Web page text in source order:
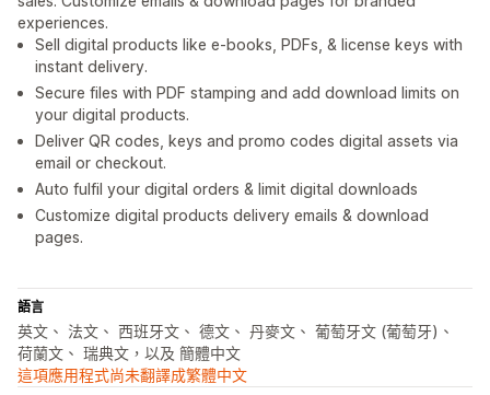
experiences.
Sell digital products like e-books, PDFs, & license keys with
instant delivery.
Secure files with PDF stamping and add download limits on
your digital products.
Deliver QR codes, keys and promo codes digital assets via
email or checkout.
Auto fulfil your digital orders & limit digital downloads
Customize digital products delivery emails & download
pages.
語言
英文、 法文、 西班牙文、 德文、 丹麥文、 葡萄牙文 (葡萄牙)、
荷蘭文、 瑞典文，以及 簡體中文
這項應用程式尚未翻譯成繁體中文